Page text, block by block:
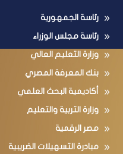
رئاسة الجمهورية
رئاسة مجلس الوزراء
وزارة التعليم العالي
بنك المعرفة المصري
أكاديمية البحث العلمي
وزارة التربية والتعليم
مصر الرقمية
مبادرة التسهيلات الضريبية